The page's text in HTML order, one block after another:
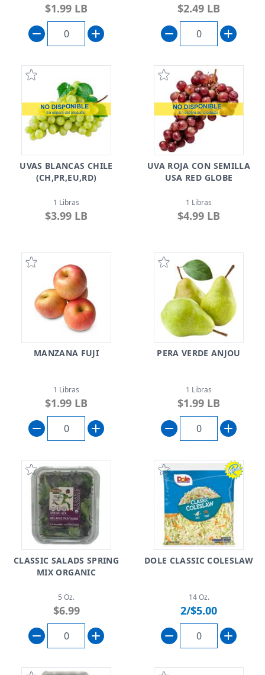
$1.99 LB $2.49 LB
UVAS BLANCAS CHILE
(CH,PR,EU,RD)
1 Libras
$3.99 LB
UVA ROJA CON SEMILLA
USA RED GLOBE
1 Libras
$4.99 LB
MANZANA FUJI
1 Libras
$1.99 LB
PERA VERDE ANJOU
1 Libras
$1.99 LB
CLASSIC SALADS SPRING
MIX ORGANIC
5 Oz.
$6.99
DOLE CLASSIC COLESLAW
14 Oz.
2/$5.00